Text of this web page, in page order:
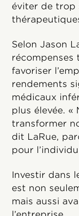
éviter de trop
Selon Jason
récompenses
favoriser
rendements
médicaux
plus élevée. «
transformer
dit LaRue,
pour
Investir dans
est non
mais aussi